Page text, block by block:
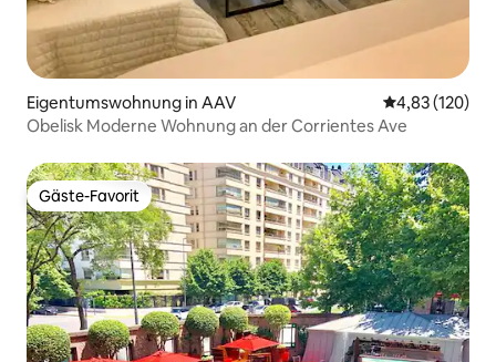
Eigentumswohnung in AAV
4,83 (120)
Obelisk Moderne Wohnung an der Corrientes Ave
Gäste-Favorit
Gäste-Favorit